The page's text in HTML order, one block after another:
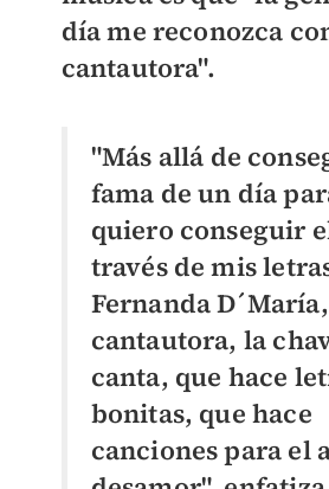
día me reconozca
cantautora".
"Más allá de
fama de un día
quiero conseguir
través de mis
Fernanda
cantautora, la
canta, que hace
bonitas, que hace
canciones para el